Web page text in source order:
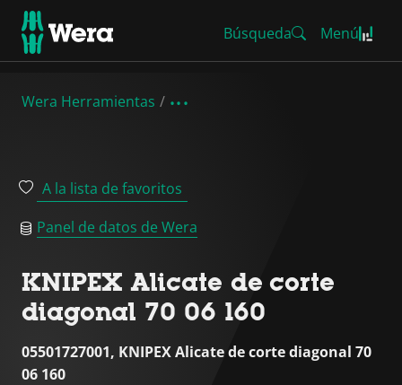
Búsqueda Menú
Wera Herramientas
A la lista de favoritos
Panel de datos de Wera
KNIPEX Alicate de corte
diagonal 70 06 160
05501727001, KNIPEX Alicate de corte diagonal 70
06 160